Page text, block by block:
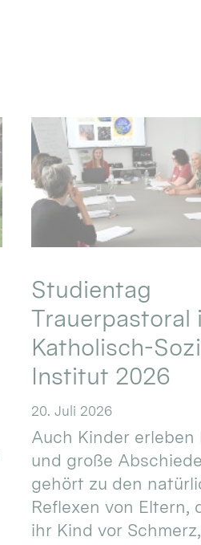
Studientag
Trauerpastoral
Katholisch-
Institut 2026
20. Juli 2026
Auch Kinder erleben
und große
gehört zu den
Reflexen von Eltern,
ihr Kind vor Schmerz,